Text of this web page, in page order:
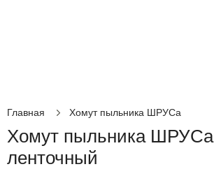
Главная Хомут пыльника ШРУСа
Хомут пыльника ШРУСа
ленточный